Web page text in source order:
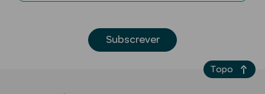
Eau de Parfum
Subscrever
Topo